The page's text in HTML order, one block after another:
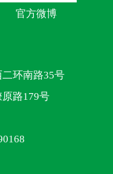
官方微博
环南路35号
路179号